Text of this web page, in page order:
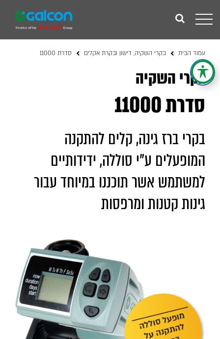
Toggle
navigation
עמוד הבית בקרי השקיה, דישון ובקרת אקלים סדרת 11000
בקרי השקיה
סדרת 11000
בקרי ברז גינה, קלים להתקנה
המופעלים ע"י סוללה, ידידותיים
למשתמש אשר תוכננו במיוחד עבור
גינות קטנות ומרפסות